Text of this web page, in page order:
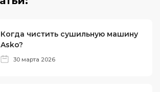
Когда чистить сушильную машину
Asko?
30 марта 2026